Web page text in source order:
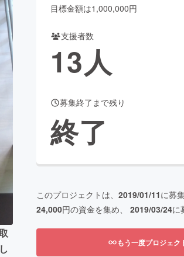
ニメ・漫画
ビューティー・ヘルスケア
目標金額は1,000,000円
支援者数
13人
募集終了まで残り
終了
このプロジェクトは、 2019/01/11に募
24,000円の資金を集め、 2019/03/24に
もう一度プロジェク